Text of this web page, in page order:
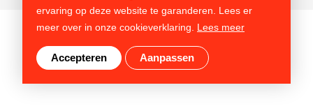
ervaring op deze website te garanderen. Lees er
meer over in onze cookieverklaring. Lees meer
Accepteren Aanpassen